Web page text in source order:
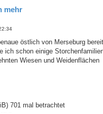
mehr
östlich von Merseburg
ich schon einige
Wiesen und Weidenflächen
701 mal betrachtet